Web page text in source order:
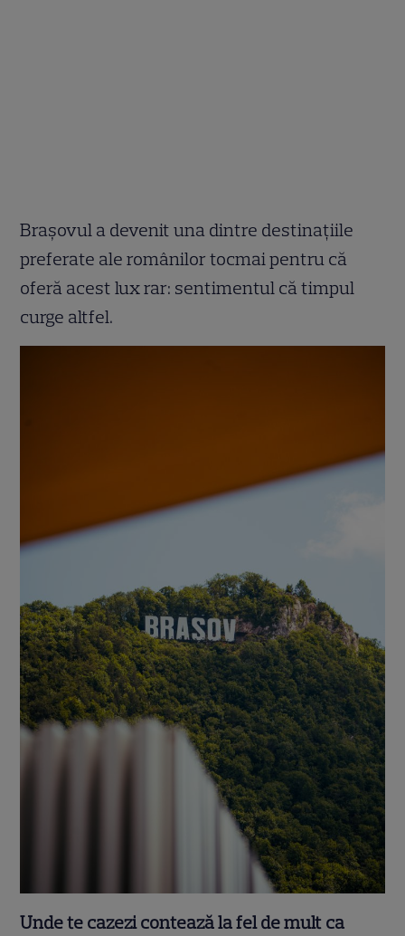
Brașovul a devenit una dintre destinațiile
preferate ale românilor tocmai pentru că
oferă acest lux rar: sentimentul că timpul
curge altfel.
Unde te cazezi contează la fel de mult ca